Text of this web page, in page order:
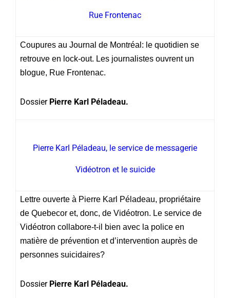
Rue Frontenac
Coupures au Journal de Montréal: le quotidien se
retrouve en lock-out. Les journalistes ouvrent un
blogue, Rue Frontenac.
Dossier Pierre Karl Péladeau.
Pierre Karl Péladeau, le service de messagerie
Vidéotron et le suicide
Lettre ouverte à Pierre Karl Péladeau, propriétaire
de Quebecor et, donc, de Vidéotron. Le service de
Vidéotron collabore-t-il bien avec la police en
matière de prévention et d’intervention auprès de
personnes suicidaires?
Dossier Pierre Karl Péladeau.